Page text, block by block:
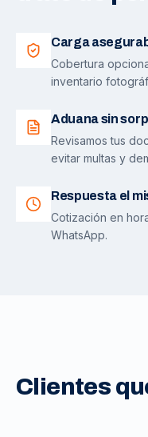
Carga
Cobertura
inventario
Aduana sin
Revisamos tus
evitar multas y
Respuesta el
Cotización en
WhatsApp.
Clientes